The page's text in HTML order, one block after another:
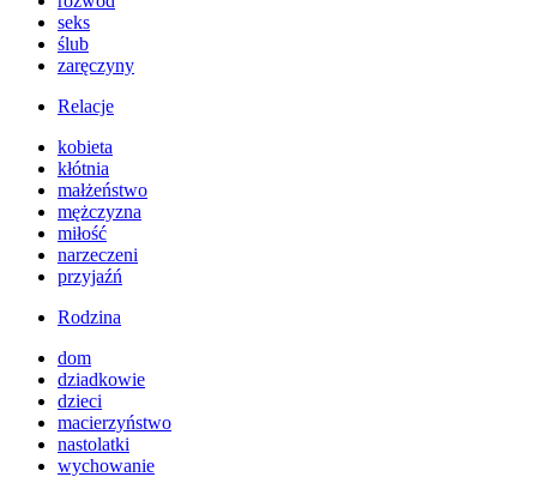
seks
ślub
zaręczyny
Relacje
kobieta
kłótnia
małżeństwo
mężczyzna
miłość
narzeczeni
przyjaźń
Rodzina
dom
dziadkowie
dzieci
macierzyństwo
nastolatki
wychowanie